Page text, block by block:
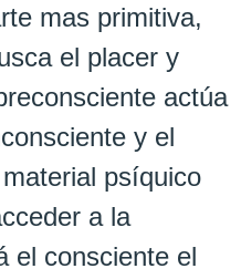
mas primitiva,
el placer y
actúa
y el
psíquico
a la
el consciente el